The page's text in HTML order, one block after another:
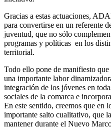
Gracias a estas actuaciones,
para convertirse en un referente
juventud, que no sólo
programas y políticas en los
territorial.
Todo ello pone de manifiesto
una importante labor
integración de los jóvenes en
sociales de la comarca e
En este sentido, creemos que en
importante salto cualitativo, que
mantener durante el Nuevo